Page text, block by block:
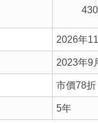
2026年
2023年9
市價78折
5年